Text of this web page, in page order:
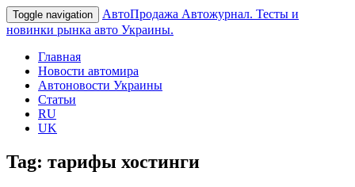
Toggle navigation АвтоПродажа Автожурнал. Тесты и
новинки рынка авто Украины.
Главная
Новости автомира
Автоновости Украины
Статьи
RU
UK
Tag: тарифы хостинги